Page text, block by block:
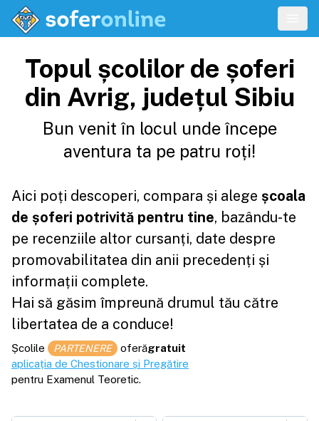
Topul școlilor de șoferi
din Avrig, județul Sibiu
Bun venit în locul unde începe
aventura ta pe patru roți!
Aici poți descoperi, compara și alege școala
de șoferi potrivită pentru tine, bazându-te
pe recenziile altor cursanți, date despre
promovabilitatea din anii precedenți și
informații complete.
Hai să găsim împreună drumul tău către
libertatea de a conduce!
Școlile PARTENERE oferăgratuit
aplicația de Chestionare și Pregătire
pentru Examenul Teoretic.